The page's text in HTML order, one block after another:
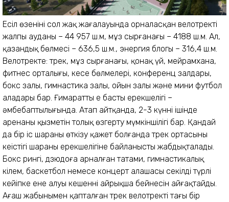
Есіл өзенінің сол жақ жаға­лауында орналасқан велотректің
жалпы ауданы – 44 957 ш.м, мұз сырғанағы – 4188 ш.м. Ал,
қазандық бөлмесі – 636,5 ш.м., энергия блогы – 316,4 ш.м.
Велотректе: трек, мұз сырғанағы, қонақ үй, мейрамхана,
фитнес орталығы, кеңсе бөлмелері, конференц залдары,
бокс залы, гимнастика залы, ойын залы және мини футбол
алаңдары бар. Ғимараттың ең басты ерекшелігі –
әмбебаптылығында. Атап айтқанда, 2-3 күннің ішінде
аренаның қызметін толық өзгерту мүмкіншілігі бар. Қандай
да бір іс шараны өткізу қажет болғанда трек ортасының
кеңістігі шараның ерекшелігіне байланысты жабдықталады.
Бокс рингі, дзюдоға арналған татами, гимнастикалық
кілем, баскетбол немесе концерт алаңшасы секілді түрлі
кейіпке ене алуы кешеннің айрықша бейнесін айғақтайды.
Ағаш жабынымен қапталған трек велотректің тағы бір